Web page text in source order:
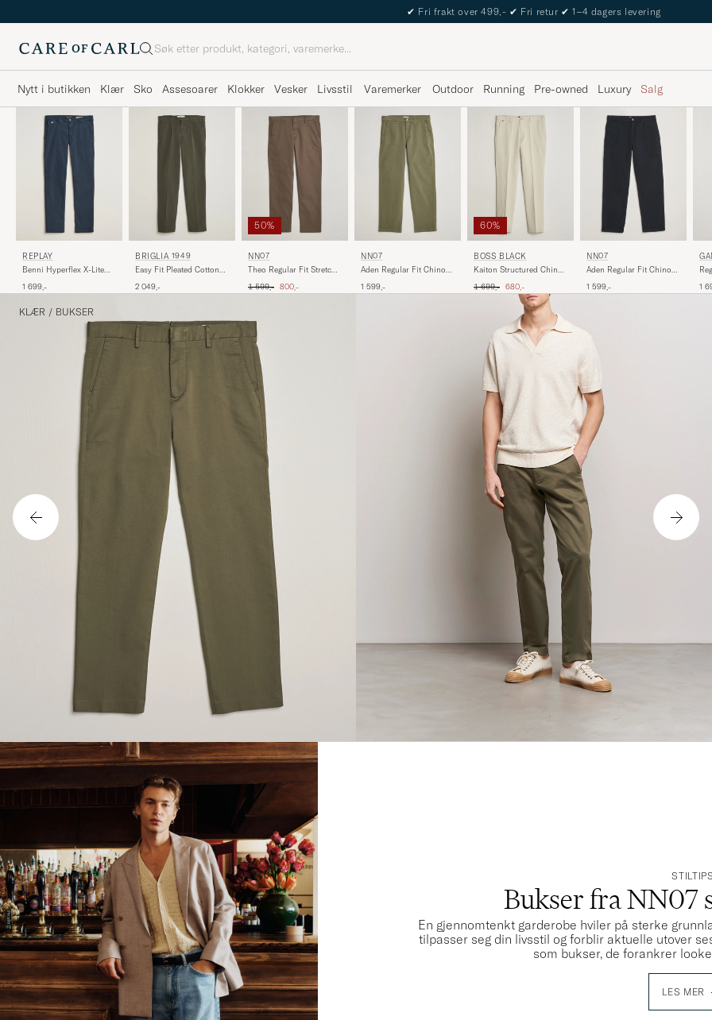
The Care of Carl Passport
Søk
Nytt i butikken Klær Sko Assesoarer Klokker Vesker Livsstil Varemerker Outdoor Running Pre-owned Luxury Salg
REPLAY
Benni Hyperflex X-Lite
1 699,-
BRIGLIA 1949
Easy Fit Pleated Cotton
2 049,-
50%
NN07
Theo Regular Fit Stretch
Ordinær pris
1 599,- Nedsatt pris
800,-
NN07
Aden Regular Fit Chinos
1 599,-
60%
BOSS BLACK
Kaiton Structured Chinos
Ordinær pris
1 699,- Nedsatt pris
680,-
NN07
Aden Regular Fit Chinos
1 599,- 1
KLÆR / BUKSER
STILTIPS
Bukser fra NN07
En gjennomtenkt garderobe hviler på sterke
tilpasser seg din livsstil og forblir aktuelle utover
som bukser, de forankrer
LES MER